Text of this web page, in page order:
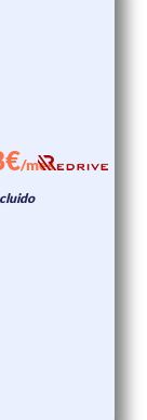
/mes